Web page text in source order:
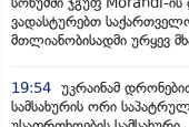
ვადასტურებთ
მთლიანობისადმი ურყევ
19:54 უკრაინამ
სამსახურის ორი